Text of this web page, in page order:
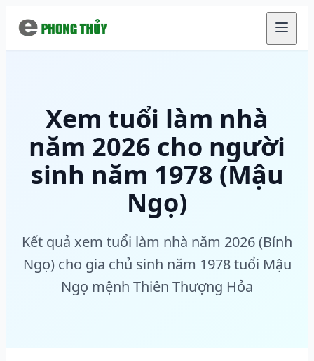
Xem tuổi làm nhà
năm 2026 cho người
sinh năm 1978 (Mậu
Ngọ)
Kết quả xem tuổi làm nhà năm 2026 (Bính
Ngọ) cho gia chủ sinh năm 1978 tuổi Mậu
Ngọ mệnh Thiên Thượng Hỏa